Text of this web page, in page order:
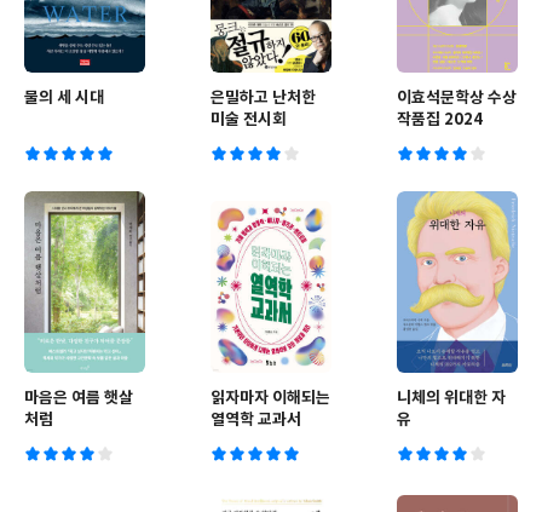
물의 세 시대
은밀하고 난처한
미술 전시회
이효석문학상 수상
작품집 2024
마음은 여름 햇살
처럼
읽자마자 이해되는
열역학 교과서
니체의 위대한 자
유